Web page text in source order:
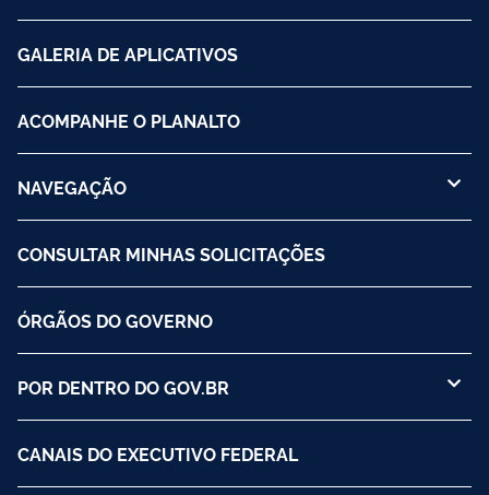
GALERIA DE APLICATIVOS
ACOMPANHE O PLANALTO
NAVEGAÇÃO
CONSULTAR MINHAS SOLICITAÇÕES
ÓRGÃOS DO GOVERNO
POR DENTRO DO GOV.BR
CANAIS DO EXECUTIVO FEDERAL